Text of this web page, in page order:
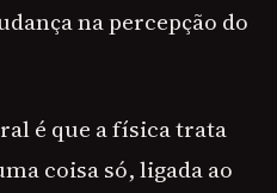
na percepção do
é que a física trata
coisa só, ligada ao